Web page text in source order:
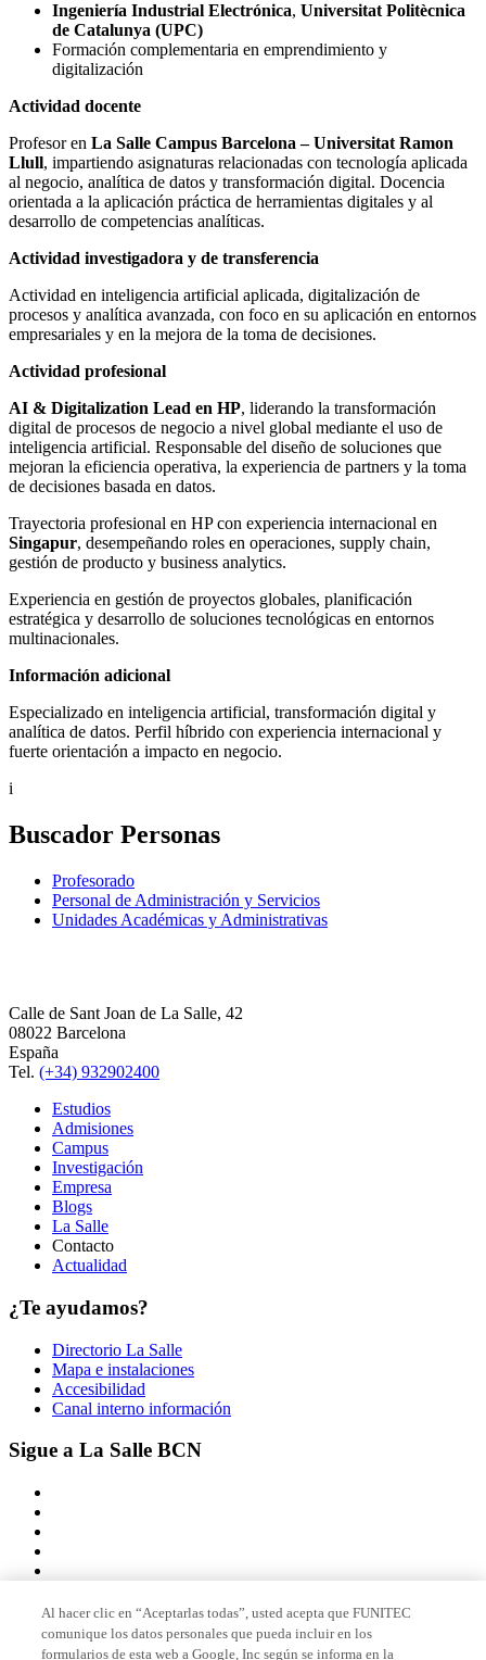
Ingeniería Industrial Electrónica, Universitat Politècnica
de Catalunya (UPC)
Formación complementaria en emprendimiento y
digitalización
Actividad docente
Profesor en La Salle Campus Barcelona – Universitat Ramon
Llull, impartiendo asignaturas relacionadas con tecnología aplicada
al negocio, analítica de datos y transformación digital. Docencia
orientada a la aplicación práctica de herramientas digitales y al
desarrollo de competencias analíticas.
Actividad investigadora y de transferencia
Actividad en inteligencia artificial aplicada, digitalización de
procesos y analítica avanzada, con foco en su aplicación en entornos
empresariales y en la mejora de la toma de decisiones.
Actividad profesional
AI & Digitalization Lead en HP, liderando la transformación
digital de procesos de negocio a nivel global mediante el uso de
inteligencia artificial. Responsable del diseño de soluciones que
mejoran la eficiencia operativa, la experiencia de partners y la toma
de decisiones basada en datos.
Trayectoria profesional en HP con experiencia internacional en
Singapur, desempeñando roles en operaciones, supply chain,
gestión de producto y business analytics.
Experiencia en gestión de proyectos globales, planificación
estratégica y desarrollo de soluciones tecnológicas en entornos
multinacionales.
Información adicional
Especializado en inteligencia artificial, transformación digital y
analítica de datos. Perfil híbrido con experiencia internacional y
fuerte orientación a impacto en negocio.
i
Buscador Personas
Profesorado
Personal de Administración y Servicios
Unidades Académicas y Administrativas
Calle de Sant Joan de La Salle, 42
08022 Barcelona
España
Tel. (+34) 932902400
Estudios
Admisiones
Campus
Investigación
Empresa
Blogs
La Salle
Contacto
Actualidad
¿Te ayudamos?
Directorio La Salle
Mapa e instalaciones
Accesibilidad
Canal interno información
Sigue a La Salle BCN
Miembro de
Al hacer clic en “Aceptarlas todas”, usted acepta que FUNITEC
comunique los datos personales que pueda incluir en los
formularios de esta web a Google, Inc según se informa en la